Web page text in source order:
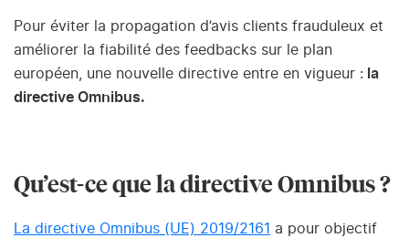
Pour éviter la propagation d’avis clients frauduleux et
améliorer la fiabilité des feedbacks sur le plan
européen, une nouvelle directive entre en vigueur : la
directive Omnibus.
Qu’est-ce que la directive Omnibus ?
La directive Omnibus (UE) 2019/2161 a pour objectif